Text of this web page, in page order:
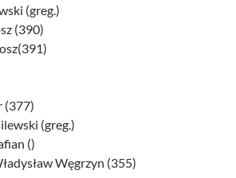
(greg.)
(390)
(377)
(greg.)
()
Węgrzyn (355)